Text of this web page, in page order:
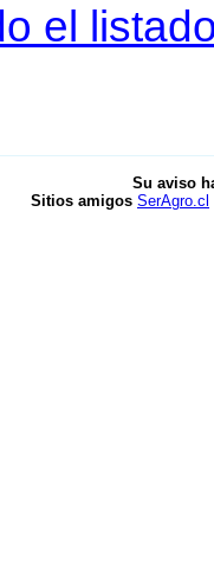
el
Su aviso
Sitios amigos SerAgro.cl